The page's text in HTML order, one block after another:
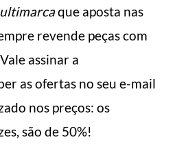
que aposta nas
revende peças com
assinar a
as ofertas no seu e-mail
nos preços: os
são de 50%!